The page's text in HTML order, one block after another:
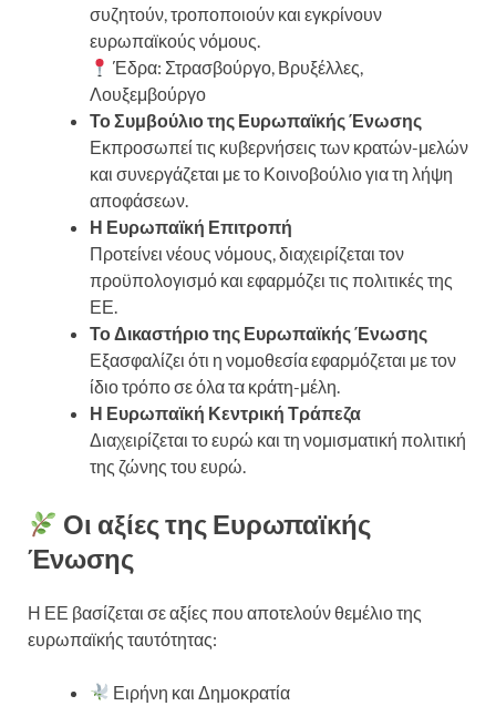
συζητούν, τροποποιούν και εγκρίνουν
ευρωπαϊκούς νόμους.
Έδρα: Στρασβούργο, Βρυξέλλες,
Λουξεμβούργο
Το Συμβούλιο της Ευρωπαϊκής Ένωσης
Εκπροσωπεί τις κυβερνήσεις των κρατών-μελών
και συνεργάζεται με το Κοινοβούλιο για τη λήψη
αποφάσεων.
Η Ευρωπαϊκή Επιτροπή
Προτείνει νέους νόμους, διαχειρίζεται τον
προϋπολογισμό και εφαρμόζει τις πολιτικές της
ΕΕ.
Το Δικαστήριο της Ευρωπαϊκής Ένωσης
Εξασφαλίζει ότι η νομοθεσία εφαρμόζεται με τον
ίδιο τρόπο σε όλα τα κράτη-μέλη.
Η Ευρωπαϊκή Κεντρική Τράπεζα
Διαχειρίζεται το ευρώ και τη νομισματική πολιτική
της ζώνης του ευρώ.
Οι αξίες της Ευρωπαϊκής
Ένωσης
Η ΕΕ βασίζεται σε αξίες που αποτελούν θεμέλιο της
ευρωπαϊκής ταυτότητας:
Ειρήνη και Δημοκρατία